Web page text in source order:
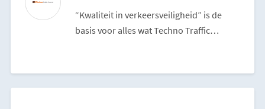
“Kwaliteit in verkeersveiligheid” is de
basis voor alles wat Techno Traffic